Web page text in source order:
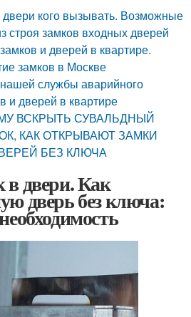
кого вызывать. Возможные
строя замков входных дверей
и дверей в квартире.
замков в Москве
службы аварийного
и дверей в квартире
ВСКРЫТЬ СУВАЛЬДНЫЙ
КАК ОТКРЫВАЮТ ЗАМКИ
БЕЗ КЛЮЧА
двери. Как
дверь без ключа: